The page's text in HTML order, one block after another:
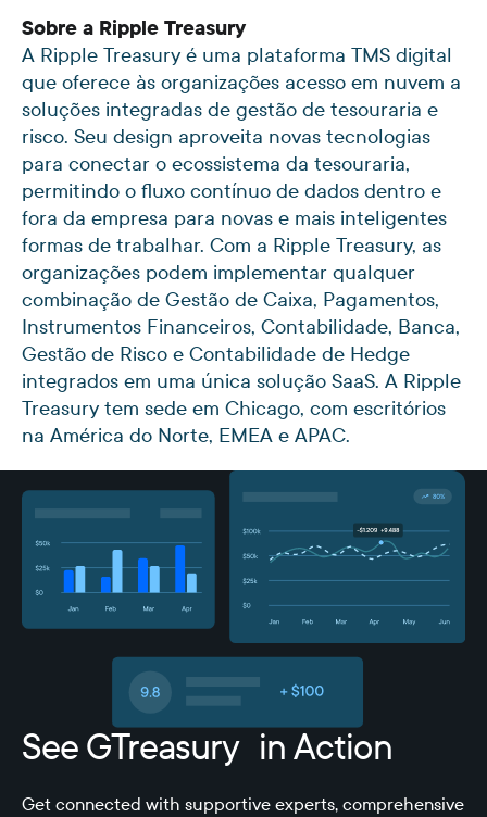
Sobre a Ripple Treasury
A Ripple Treasury é uma plataforma TMS digital
que oferece às organizações acesso em nuvem a
soluções integradas de gestão de tesouraria e
risco. Seu design aproveita novas tecnologias
para conectar o ecossistema da tesouraria,
permitindo o fluxo contínuo de dados dentro e
fora da empresa para novas e mais inteligentes
formas de trabalhar. Com a Ripple Treasury, as
organizações podem implementar qualquer
combinação de Gestão de Caixa, Pagamentos,
Instrumentos Financeiros, Contabilidade, Banca,
Gestão de Risco e Contabilidade de Hedge
integrados em uma única solução SaaS. A Ripple
Treasury tem sede em Chicago, com escritórios
na América do Norte, EMEA e APAC.
See GTreasury in Action
Get connected with supportive experts, comprehensive